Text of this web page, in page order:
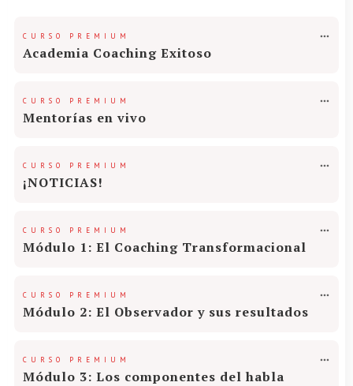
CURSO PREMIUM
Academia Coaching Exitoso
CURSO PREMIUM
Mentorías en vivo
CURSO PREMIUM
¡NOTICIAS!
CURSO PREMIUM
Módulo 1: El Coaching Transformacional
CURSO PREMIUM
Módulo 2: El Observador y sus resultados
CURSO PREMIUM
Módulo 3: Los componentes del habla